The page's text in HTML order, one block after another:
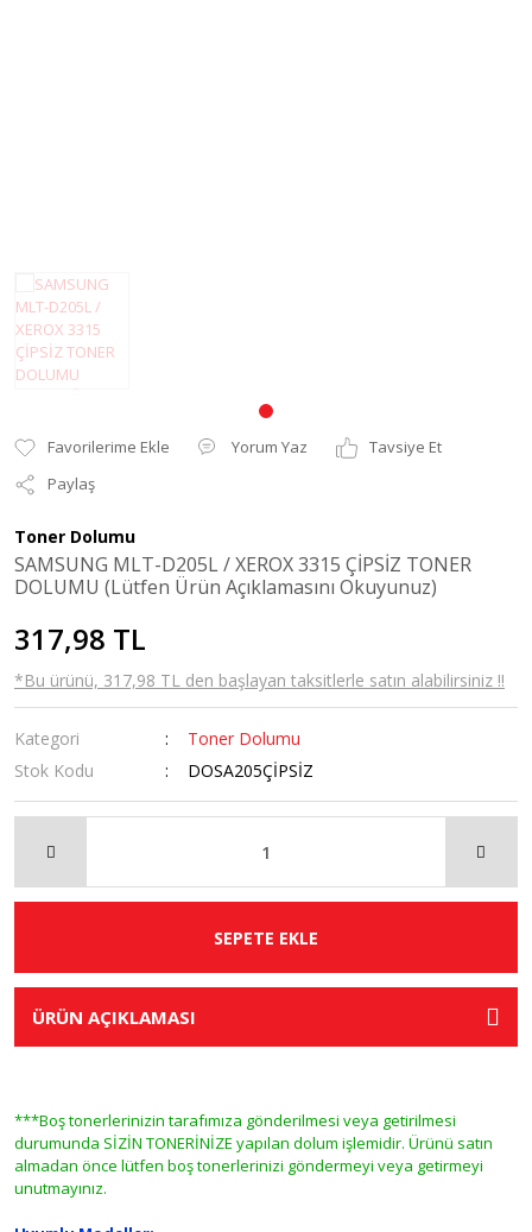
Yorum Yaz
Tavsiye Et
Paylaş
Toner Dolumu
SAMSUNG MLT-D205L / XEROX 3315 ÇİPSİZ TONER
DOLUMU (Lütfen Ürün Açıklamasını Okuyunuz)
317,98 TL
*Bu ürünü, 317,98 TL den başlayan taksitlerle satın alabilirsiniz !!
Kategori
Toner Dolumu
Stok Kodu
DOSA205ÇİPSİZ
SEPETE EKLE
ÜRÜN AÇIKLAMASI
***Boş tonerlerinizin tarafımıza gönderilmesi veya getirilmesi
durumunda SİZİN TONERİNİZE yapılan dolum işlemidir. Ürünü satın
almadan önce lütfen boş tonerlerinizi göndermeyi veya getirmeyi
unutmayınız.